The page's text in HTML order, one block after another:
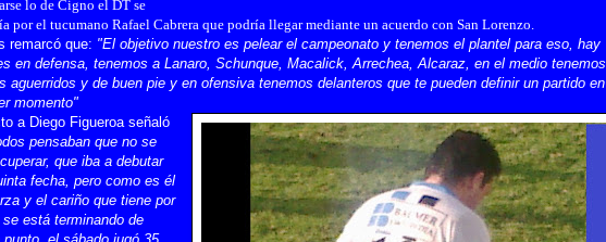
lo de Cigno el DT se
por el tucumano Rafael Cabrera que podría llegar mediante un acuerdo con San Lorenzo.
remarcó que: "El objetivo nuestro es pelear el campeonato y tenemos el plantel para eso, hay
en defensa, tenemos a Lanaro, Schunque, Macalick, Arrechea, Alcaraz, en el medio tenemos
aguerridos y de buen pie y en ofensiva tenemos delanteros que te pueden definir un partido en
momento"
a Diego Figueroa señaló
pensaban que no se
que iba a debutar
fecha, pero como es él
y el cariño que tiene por
está terminando de